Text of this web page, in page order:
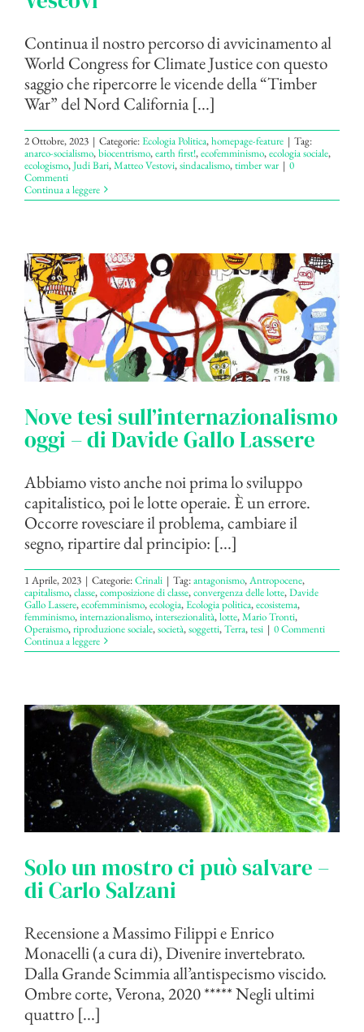
Continua il nostro percorso di avvicinamento al
World Congress for Climate Justice con questo
saggio che ripercorre le vicende della “Timber
War” del Nord California [...]
2 Ottobre, 2023 | Categorie:Ecologia Politica,homepage-feature | Tag:
anarco-socialismo,biocentrismo,earth first!,ecofemminismo,ecologia sociale,
ecologismo,Judi Bari,Matteo Vestovi,sindacalismo,timber war | 0
Commenti
Continua a leggere
Nove tesi sull’internazionalismo
oggi – di Davide Gallo Lassere
Abbiamo visto anche noi prima lo sviluppo
capitalistico, poi le lotte operaie. È un errore.
Occorre rovesciare il problema, cambiare il
segno, ripartire dal principio: [...]
1 Aprile, 2023 | Categorie:Crinali | Tag:antagonismo,Antropocene,
capitalismo,classe,composizione di classe,convergenza delle lotte,Davide
Gallo Lassere,ecofemminismo,ecologia,Ecologia politica,ecosistema,
femminismo,internazionalismo,intersezionalità,lotte,Mario Tronti,
Operaismo,riproduzione sociale,società,soggetti,Terra,tesi | 0 Commenti
Continua a leggere
Solo un mostro ci può salvare –
di Carlo Salzani
Recensione a Massimo Filippi e Enrico
Monacelli (a cura di), Divenire invertebrato.
Dalla Grande Scimmia all’antispecismo viscido.
Ombre corte, Verona, 2020 ***** Negli ultimi
quattro [...]